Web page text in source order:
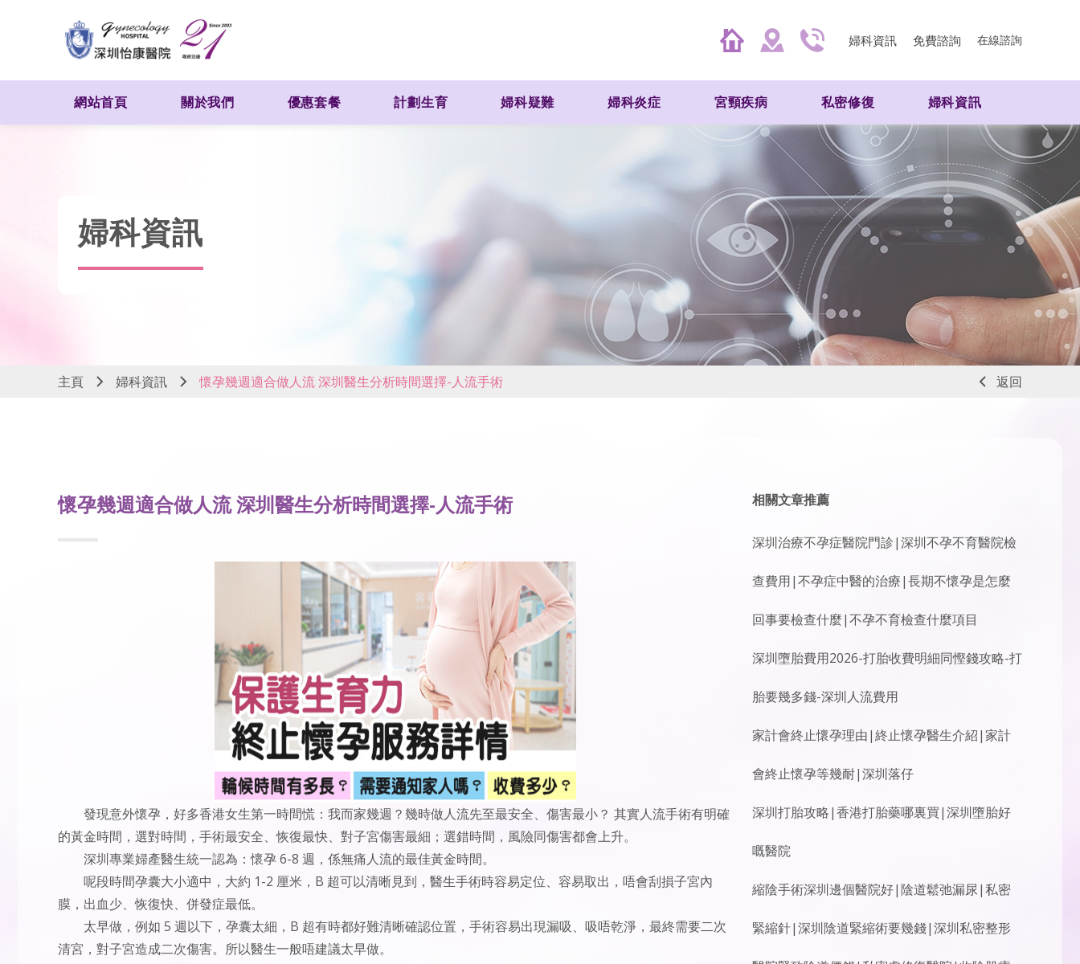
婦科資訊 免費諮詢 在線諮詢
網站首頁 關於我們 優惠套餐 計劃生育 婦科疑難 婦科炎症 宮頸疾病 私密修復 婦科資訊
婦科資訊
返回
主頁 婦科資訊 懷孕幾週適合做人流 深圳醫生分析時間選擇-人流手術
懷孕幾週適合做人流 深圳醫生分析時間選擇-人流手術
發現意外懷孕，好多香港女生第一時間慌：我而家幾週？幾時做人流先至最安全、傷害最小？ 其實人流手術有明確
的黃金時間，選對時間，手術最安全、恢復最快、對子宮傷害最細；選錯時間，風險同傷害都會上升。
深圳專業婦產醫生統一認為：懷孕 6-8 週，係無痛人流的最佳黃金時間。
呢段時間孕囊大小適中，大約 1-2 厘米，B 超可以清晰見到，醫生手術時容易定位、容易取出，唔會刮損子宮內
膜，出血少、恢復快、併發症最低。
太早做，例如 5 週以下，孕囊太細，B 超有時都好難清晰確認位置，手術容易出現漏吸、吸唔乾淨，最終需要二次
清宮，對子宮造成二次傷害。所以醫生一般唔建議太早做。
相關文章推薦
深圳治療不孕症醫院門診|深圳不孕不育醫院檢
查費用|不孕症中醫的治療|長期不懷孕是怎麼
回事要檢查什麼|不孕不育檢查什麼項目
深圳墮胎費用2026-打胎收費明細同慳錢攻略-打
胎要幾多錢-深圳人流費用
家計會終止懷孕理由|終止懷孕醫生介紹|家計
會終止懷孕等幾耐|深圳落仔
深圳打胎攻略|香港打胎藥哪裏買|深圳墮胎好
嘅醫院
縮陰手術深圳邊個醫院好|陰道鬆弛漏尿|私密
緊縮針|深圳陰道緊縮術要幾錢|深圳私密整形